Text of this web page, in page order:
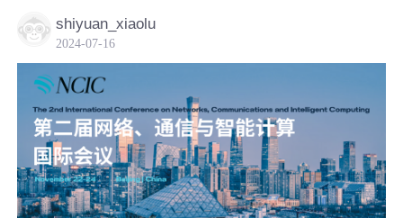
shiyuan_xiaolu
2024-07-16